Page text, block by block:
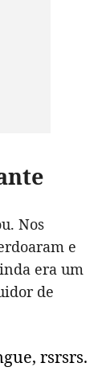
Nos
e
era um
de
rsrsrs.